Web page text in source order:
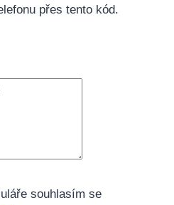
přes tento kód.
souhlasím se